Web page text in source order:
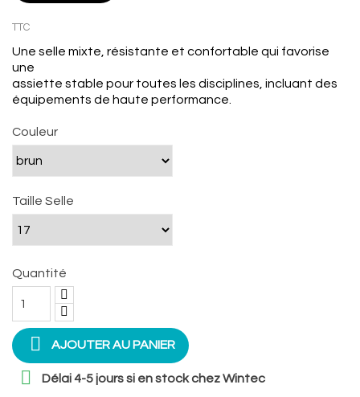
TTC
Une selle mixte, résistante et confortable qui favorise
une
assiette stable pour toutes les disciplines, incluant des
équipements de haute performance.
Couleur
Taille Selle
Quantité
 AJOUTER AU PANIER
 Délai 4-5 jours si en stock chez Wintec